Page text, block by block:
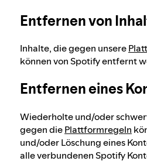
Entfernen von
Inhalte, die gegen unsere
können von Spotify entfernt
Entfernen eines
Wiederholte und/oder
gegen diePlattformregeln
und/oder Löschung eines
alle verbundenen Spotify